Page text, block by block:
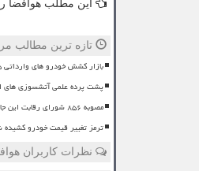
این مطلب هوافضا
تازه ترین مطالب
بازار کشش خودرو های وارداتی ۵ تا ۱۰ میلیارد تومانی را ندارد
پشت پرده علمی آتشسوزی های
مصوبه ۸۵۶ شورای رقابت این جاده یک طرفه است
ترمز تغییر قیمت خودرو
نظرات کاربران